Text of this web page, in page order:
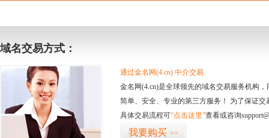
域名交易方式：
通过金名网(4.cn) 中介交易
金名网(4.cn)是全球领先的域名交易服务机构
简单、安全、专业的第三方服务！ 为了保证
具体交易流程可“点击这里”查看或咨询
我要购买 >>